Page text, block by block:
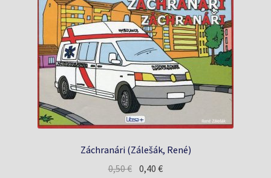
Záchranári (Zálešák, René)
0,50€ Pôvodná
0,40€Aktuálna